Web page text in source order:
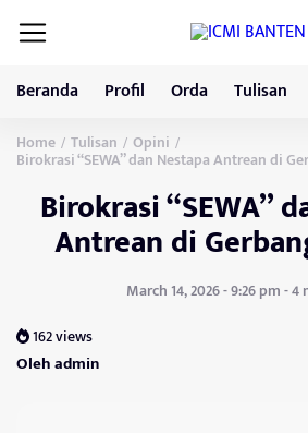
Beranda Profil Orda Tulisan
Home / Tulisan / Opini /
Birokrasi “SEWA” dan Nestapa Antrean di
Birokrasi “SEWA”
Antrean di
March 14, 2026 - 9:26 pm -
162 views
Oleh admin